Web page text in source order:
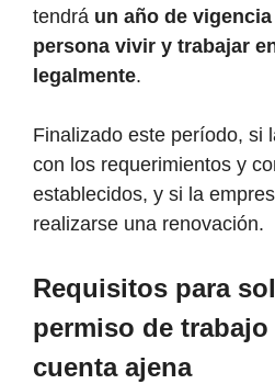
tendrá un año de
persona vivir y trabajar
legalmente.
Finalizado este período, si
con los requerimientos y
establecidos, y si la
realizarse una renovación.
Requisitos para
permiso de
cuenta ajena